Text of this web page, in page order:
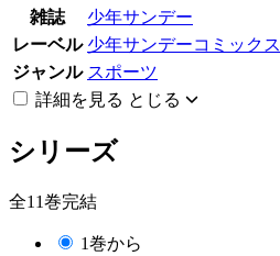
雑誌
少年サンデー
レーベル 少年サンデーコミックス
ジャンル スポーツ
詳細を見る とじる
シリーズ
全11巻完結
1巻から